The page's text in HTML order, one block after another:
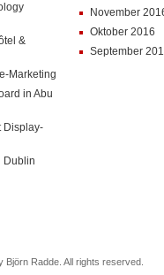
&
Marketing
in Abu
Display-
Dublin
November
Oktober 2016
September
Radde. All rights reserved.